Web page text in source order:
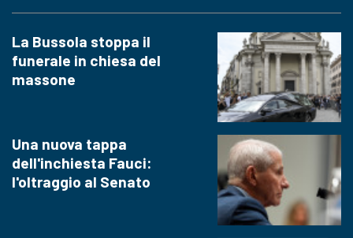
La Bussola stoppa il
funerale in chiesa del
massone
Una nuova tappa
dell'inchiesta Fauci:
l'oltraggio al Senato